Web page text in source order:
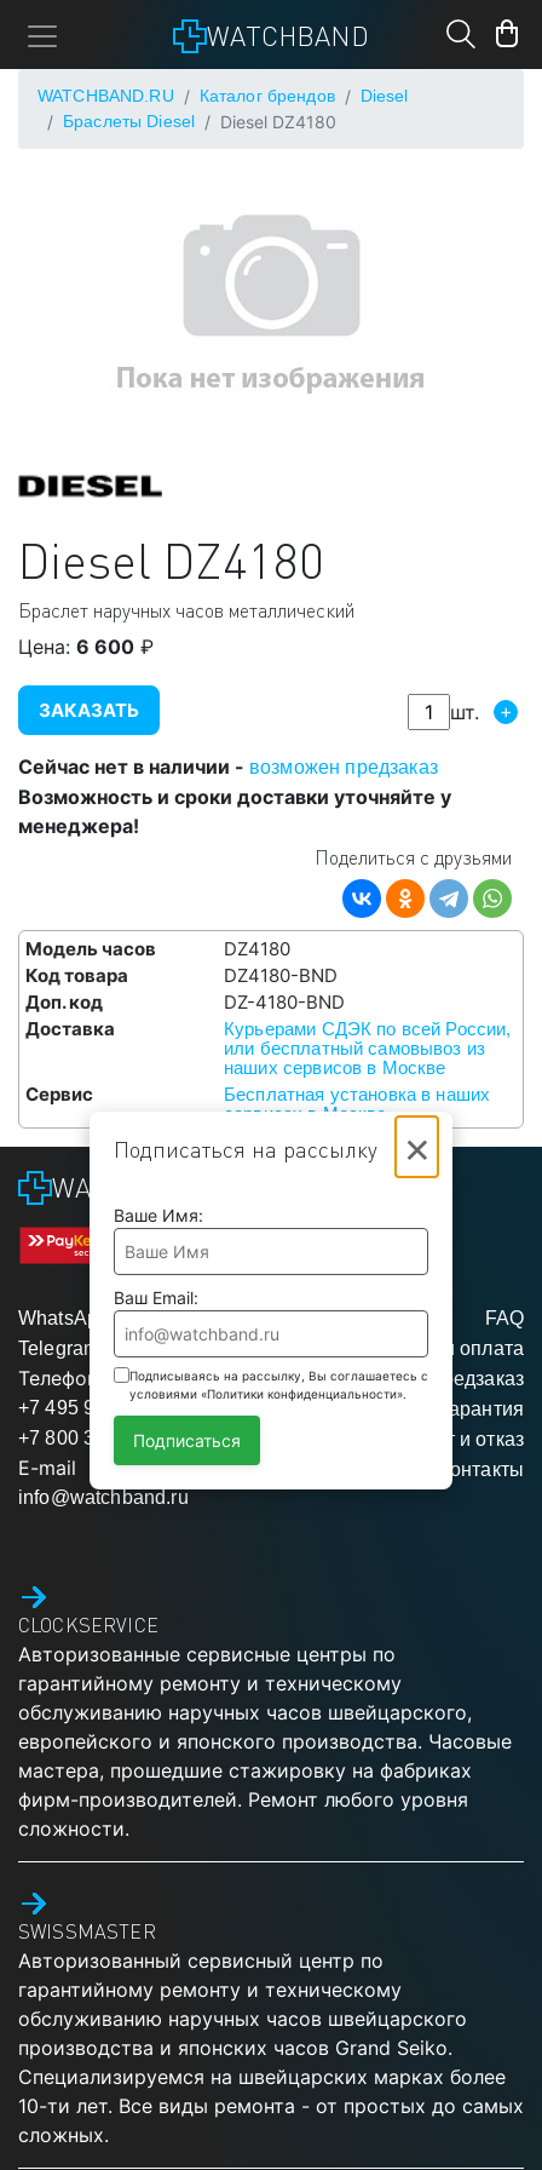
×
Подписаться на рассылку
Ваше Имя:
Ваш Email:
Подписываясь на рассылку, Вы соглашаетесь с
условиями «Политики конфиденциальности».
Подписаться
WATCHBAND
WATCHBAND.RU Каталог брендов
Diesel
Браслеты Diesel
Diesel DZ4180
Diesel DZ4180
Браслет наручных часов металлический
Цена: 6 600 ₽
ЗАКАЗАТЬ шт. +
Сейчас нет в наличии - возможен предзаказ
Возможность и сроки доставки уточняйте у
менеджера!
Поделиться с друзьями
Модель часов
DZ4180
Код товара
DZ4180-BND
Доп. код
DZ-4180-BND
Доставка
Курьерами СДЭК по всей России,
или бесплатный самовывоз из
наших сервисов в Москве
Сервис
Бесплатная установка в наших
сервисах в Москве
WATCHBAND
WhatsApp
Telegram
Телефоны
+7 495 975 95 35
+7 800 350 34 04
E-mail
info@watchband.ru
FAQ
Доставка и оплата
Предзаказ
Гарантия
Возврат и отказ
Контакты
CLOCKSERVICE
Авторизованные сервисные центры по
гарантийному ремонту и техническому
обслуживанию наручных часов швейцарского,
европейского и японского производства. Часовые
мастера, прошедшие стажировку на фабриках
фирм-производителей. Ремонт любого уровня
сложности.
SWISSMASTER
Авторизованный сервисный центр по
гарантийному ремонту и техническому
обслуживанию наручных часов швейцарского
производства и японских часов Grand Seiko.
Специализируемся на швейцарских марках более
10-ти лет. Все виды ремонта - от простых до самых
сложных.